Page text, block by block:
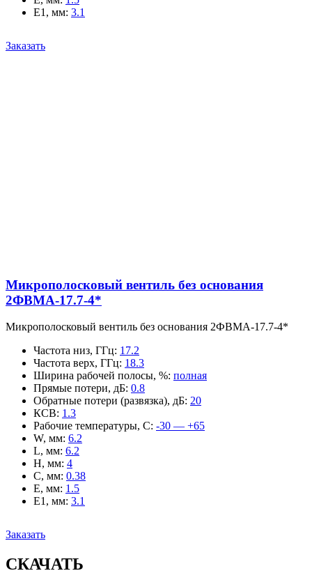
E1, мм: 3.1
Заказать
Микрополосковый вентиль без основания
2ФВМA-17.7-4*
Микрополосковый вентиль без основания 2ФВМA-17.7-4*
Частота низ, ГГц: 17.2
Частота верх, ГГц: 18.3
Ширина рабочей полосы, %: полная
Прямые потери, дБ: 0.8
Обратные потери (развязка), дБ: 20
КСВ: 1.3
Рабочие температуры, С: -30 — +65
W, мм: 6.2
L, мм: 6.2
H, мм: 4
C, мм: 0.38
E, мм: 1.5
E1, мм: 3.1
Заказать
СКАЧАТЬ